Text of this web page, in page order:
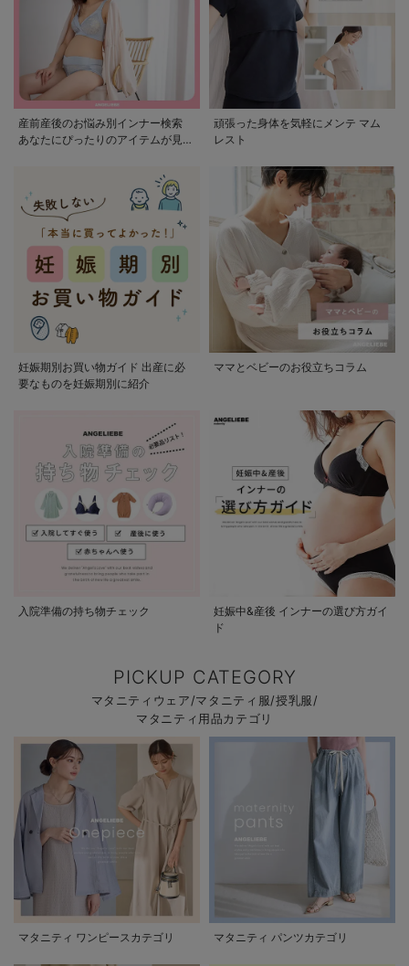
産前産後のお悩み別インナー検索
あなたにぴったりのアイテムが見つ
頑張った身体を気軽にメンテ マム
レスト
妊娠期別お買い物ガイド 出産に必
要なものを妊娠期別に紹介
ママとベビーのお役立ちコラム
入院準備の持ち物チェック
妊娠中&産後 インナーの選び方ガイ
ド
PICKUP CATEGORY
マタニティウェア/マタニティ服/授乳服/
マタニティ用品カテゴリ
マタニティ ワンピースカテゴリ マタニティ パンツカテゴリ